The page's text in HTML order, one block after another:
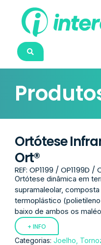
Ortótese
Ort®
REF: OP1199 / OP1199D /
Ortótese dinâmica em
supramaleolar,
termoplástico
baixo de ambos os
+ INFO
Categorias: Joelho,